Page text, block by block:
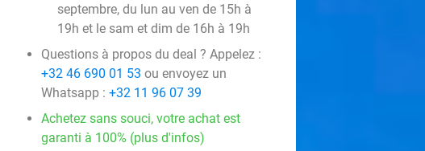
septembre, du lun au ven de 15h à
19h et le sam et dim de 16h à 19h
Questions à propos du deal ? Appelez :
+32 46 690 01 53 ou envoyez un
Whatsapp : +32 11 96 07 39
Achetez sans souci, votre achat est
garanti à 100% (plus d'infos)